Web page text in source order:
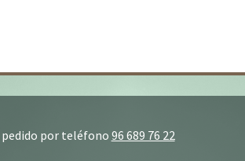
pedido por teléfono 96 689 76 22